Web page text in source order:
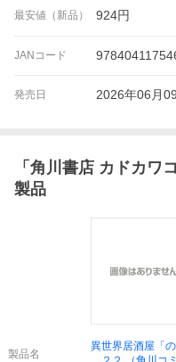
最安値（新品） 924円
JANコード
発売日 2026年06月
「 角川書店 カドカワ
製品
製品名
異世界居酒屋「の